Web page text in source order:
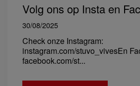
Volg ons op Insta en
30/08/2025
Check onze Instagram:
instagram.com/stuvo_vivesEn
facebook.com/st...